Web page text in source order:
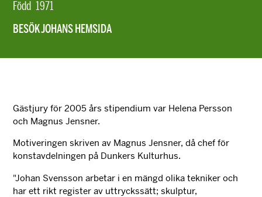
Född 1971
BESÖK JOHANS HEMSIDA
Gästjury för 2005 års stipendium var Helena Persson
och Magnus Jensner.
Motiveringen skriven av Magnus Jensner, då chef för
konstavdelningen på Dunkers Kulturhus.
"Johan Svensson arbetar i en mängd olika tekniker och
har ett rikt register av uttryckssätt; skulptur,